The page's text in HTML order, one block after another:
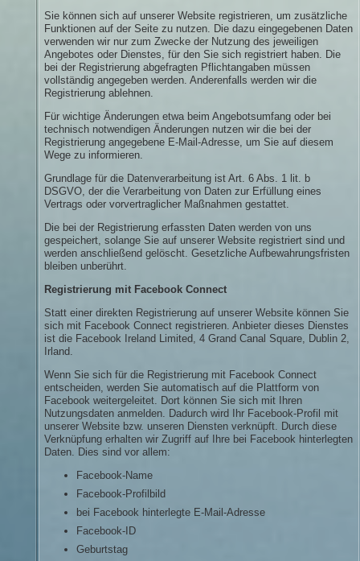
Sie können sich auf unserer Website registrieren, um zusätzliche
Funktionen auf der Seite zu nutzen. Die dazu eingegebenen Daten
verwenden wir nur zum Zwecke der Nutzung des jeweiligen
Angebotes oder Dienstes, für den Sie sich registriert haben. Die
bei der Registrierung abgefragten Pflichtangaben müssen
vollständig angegeben werden. Anderenfalls werden wir die
Registrierung ablehnen.
Für wichtige Änderungen etwa beim Angebotsumfang oder bei
technisch notwendigen Änderungen nutzen wir die bei der
Registrierung angegebene E-Mail-Adresse, um Sie auf diesem
Wege zu informieren.
Grundlage für die Datenverarbeitung ist Art. 6 Abs. 1 lit. b
DSGVO, der die Verarbeitung von Daten zur Erfüllung eines
Vertrags oder vorvertraglicher Maßnahmen gestattet.
Die bei der Registrierung erfassten Daten werden von uns
gespeichert, solange Sie auf unserer Website registriert sind und
werden anschließend gelöscht. Gesetzliche Aufbewahrungsfristen
bleiben unberührt.
Registrierung mit Facebook Connect
Statt einer direkten Registrierung auf unserer Website können Sie
sich mit Facebook Connect registrieren. Anbieter dieses Dienstes
ist die Facebook Ireland Limited, 4 Grand Canal Square, Dublin 2,
Irland.
Wenn Sie sich für die Registrierung mit Facebook Connect
entscheiden, werden Sie automatisch auf die Plattform von
Facebook weitergeleitet. Dort können Sie sich mit Ihren
Nutzungsdaten anmelden. Dadurch wird Ihr Facebook-Profil mit
unserer Website bzw. unseren Diensten verknüpft. Durch diese
Verknüpfung erhalten wir Zugriff auf Ihre bei Facebook hinterlegten
Daten. Dies sind vor allem:
Facebook-Name
Facebook-Profilbild
bei Facebook hinterlegte E-Mail-Adresse
Facebook-ID
Geburtstag